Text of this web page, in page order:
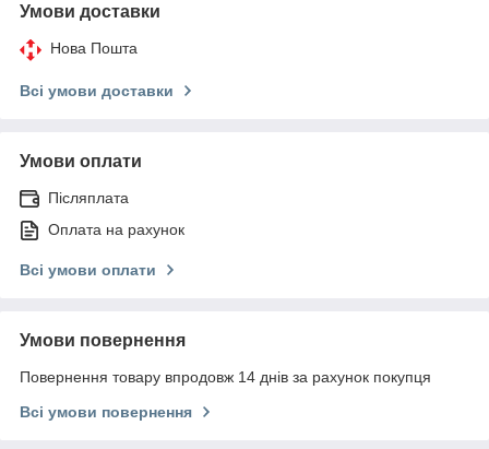
Умови доставки
Нова Пошта
Всі умови доставки
Умови оплати
Післяплата
Оплата на рахунок
Всі умови оплати
Умови повернення
Повернення товару впродовж 14 днів за рахунок покупця
Всі умови повернення